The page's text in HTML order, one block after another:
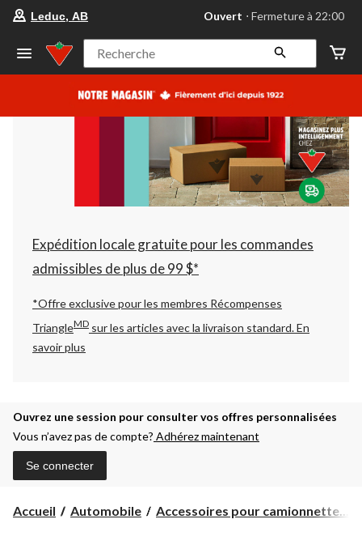
votre
préféré
Leduc,
AB,
courament
Fermeture
à
22:00
cliquer
pour
changer
Leduc, AB Ouvert ⋅ Fermeture à 22:00
Recherche
Expédition locale gratuite pour les commandes
admissibles de plus de 99 $*
*Offre exclusive pour les membres Récompenses
TriangleMD sur les articles avec la livraison standard.En
savoir plus
Ouvrez une session pour consulter vos offres personnalisées
Vous n’avez pas de compte? Adhérez maintenant
Se connecter
Accueil Automobile Accessoires pour camionnette...